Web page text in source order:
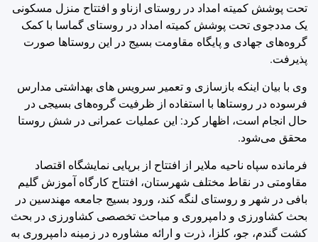
تحت پوشش کمیته امداد در روستای ازناو و افتتاح منزل مسکونی
یک مددجوی تحت پوشش کمیته امداد در روستای گماسا با کمک
گروه‌های جهادی و پایگاه مقاومت بسیج در این روستاها صورت
پذیرفت.
وی با بیان اینکه بازسازی و تعمیر سرویس های بهداشتی مدارس
فرسوده در روستاها با استفاده از ظرفیت گروه‌های بسیجی در
حال انجام است، اظهار کرد: این عملیات عمرانی در شش روستا
محقق می‌شود.
فرمانده سپاه ناحیه ملایر از افتتاح از برپایی نمایشگاه اقتصاد
مقاومتی در نقاط مختلف شهرستان، افتتاح کارگاه آموزش گلیم
بافی در شهر و روستای لنگه کند، ورود بسیج جامعه مهندسین در
بحث کشاورزی و دامپروری و مباحث تخصصی کشاورزی در بحث
کشت گندم، جو، کلزا، ذرت و ارائه مشاوره در زمینه دامپروری به